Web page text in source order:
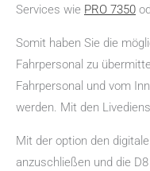
Services wie PRO 7350
Somit haben Sie die
Fahrpersonal zu
Fahrpersonal und vom
werden. Mit den
Mit der option den
anzuschließen und die